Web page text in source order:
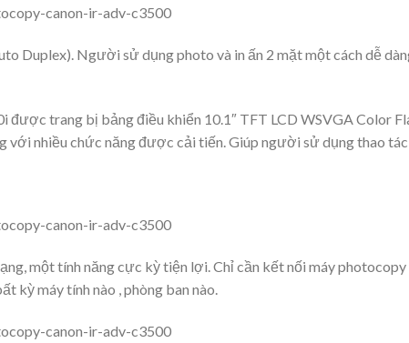
Duplex). Người sử dụng photo và in ấn 2 mặt một cách dễ
được trang bị bảng điều khiển 10.1″ TFT LCD WSVGA Color
với nhiều chức năng được cải tiến. Giúp người sử dụng thao tác
một tính năng cực kỳ tiện lợi. Chỉ cần kết nối máy
kỳ máy tính nào , phòng ban nào.